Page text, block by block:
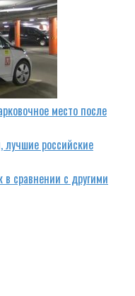
место после
российские
в сравнении с другими